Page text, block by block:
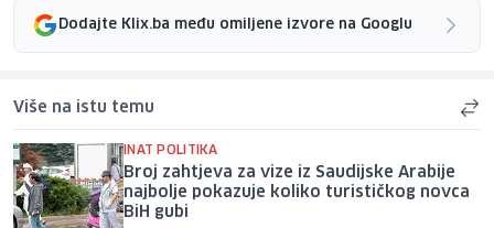
Dodajte Klix.ba među omiljene izvore na Googlu
Više na istu temu
INAT POLITIKA
Broj zahtjeva za vize iz Saudijske Arabije
najbolje pokazuje koliko turističkog novca
BiH gubi